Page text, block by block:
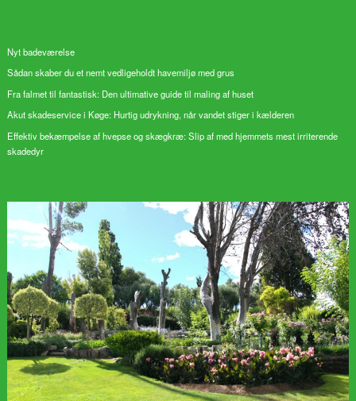
Nyt badeværelse
Sådan skaber du et nemt vedligeholdt havemiljø med grus
Fra falmet til fantastisk: Den ultimative guide til maling af huset
Akut skadeservice i Køge: Hurtig udrykning, når vandet stiger i kælderen
Effektiv bekæmpelse af hvepse og skægkræ: Slip af med hjemmets mest irriterende
skadedyr